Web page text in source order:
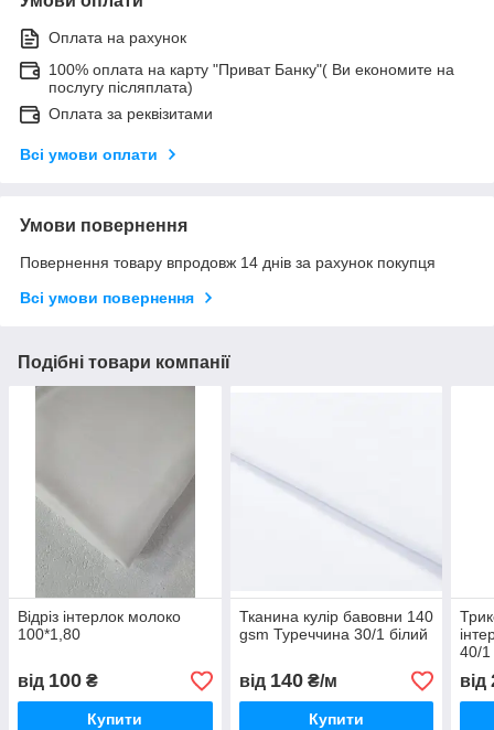
Оплата на рахунок
100% оплата на карту "Приват Банку"( Ви економите на
послугу післяплата)
Оплата за реквізитами
Всі умови оплати
Умови повернення
Повернення товару впродовж 14 днів за рахунок покупця
Всі умови повернення
Подібні товари компанії
Відріз інтерлок молоко
100*1,80
від 100 ₴
Купити
Тканина кулір бавовни 140
gsm Туреччина 30/1 білий
від 140₴/м
Купити
40/1
від